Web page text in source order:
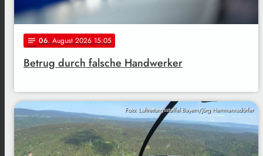
notes 06. August 2026 15:05
Betrug durch falsche Handwerker
Foto: Luftrettungsstaffel Bayern/Jörg Herrmannsdörfer